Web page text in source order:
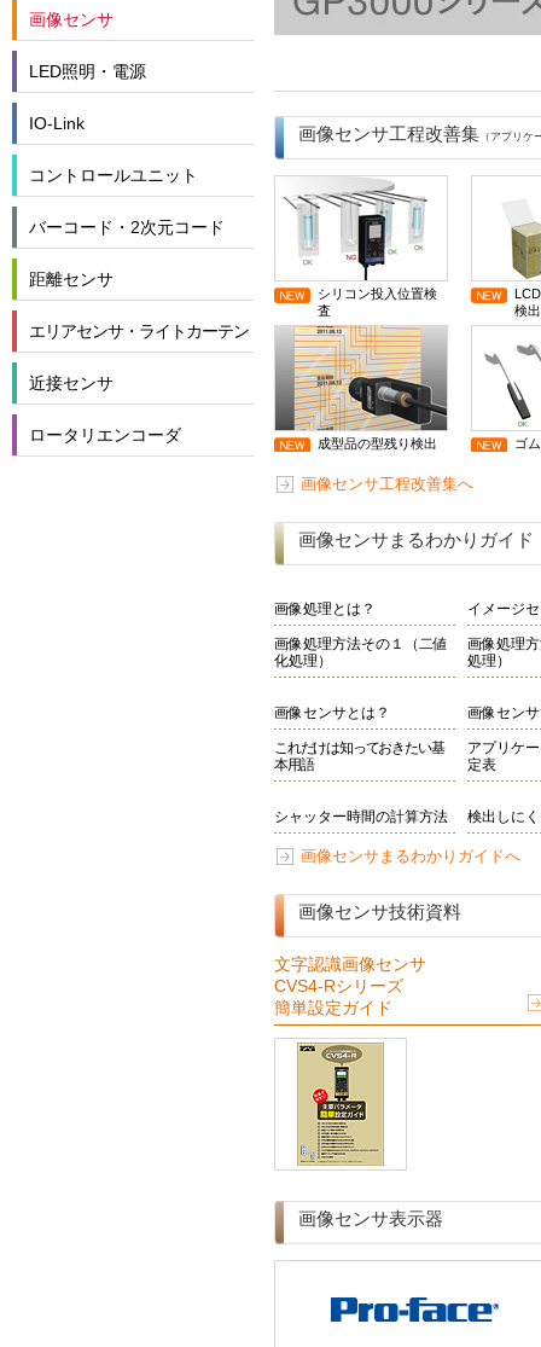
画像センサ
LED照明・電源
IO-Link
コントロールユニット
バーコード・2次元コード
距離センサ
エリアセンサ・ライトカーテン
近接センサ
ロータリエンコーダ
画像センサ工程改善集 （アプリケ
シリコン投入位置検
査
検出
成型品の型残り検出 ゴ
画像センサ工程改善集へ
画像センサまるわかりガイド
画像処理とは？ イメージ
画像処理方法その１（二値
化処理）
画像処理
処理）
画像センサとは？ 画像セン
これだけは知っておきたい基
本用語
アプリケ
定表
シャッター時間の計算方法 検出しに
画像センサまるわかりガイドへ
画像センサ技術資料
文字認識画像センサ
CVS4-Rシリーズ
簡単設定ガイド
画像センサ表示器